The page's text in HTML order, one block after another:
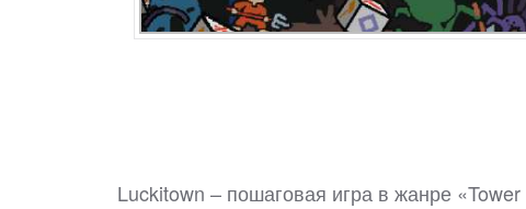
Luckitown – пошаговая игра в жанре